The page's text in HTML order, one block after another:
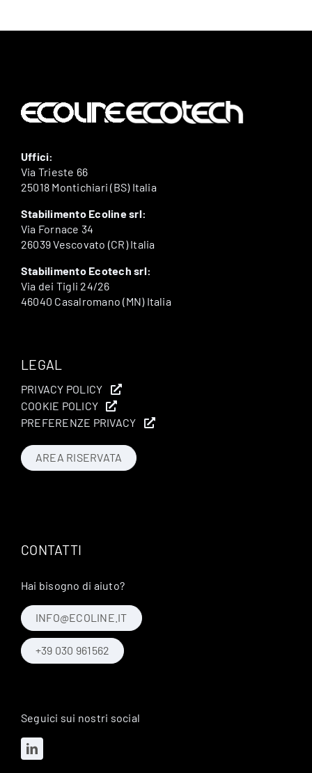
Uffici:
Via Trieste 66
25018 Montichiari (BS) Italia
Stabilimento Ecoline srl:
Via Fornace 34
26039 Vescovato (CR) Italia
Stabilimento Ecotech srl:
Via dei Tigli 24/26
46040 Casalromano (MN) Italia
LEGAL
PRIVACY POLICY
COOKIE POLICY
PREFERENZE PRIVACY
AREA RISERVATA
CONTATTI
Hai bisogno di aiuto?
INFO@ECOLINE.IT
+39 030 961562
Seguici sui nostri social